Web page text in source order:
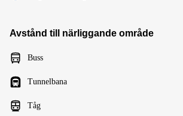
Avstånd till närliggande område
Buss
Tunnelbana
Tåg